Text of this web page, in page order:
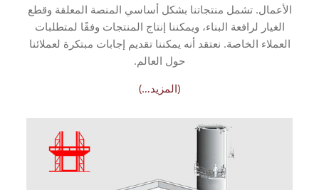
الأعمال. تشمل منتجاتنا بشكل أساسي المنصة المعلقة وقطع
الغيار لرافعة البناء، ويمكننا إنتاج المنتجات وفقًا لمتطلبات
العملاء الخاصة. نعتقد أنه يمكننا تقديم إجابات مبتكرة لعملائنا
حول العالم.
(المزيد…)